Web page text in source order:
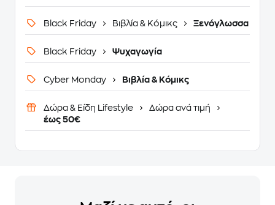
Black Friday Βιβλία & Κόμικς Ξενόγλωσσα
Black Friday Ψυχαγωγία
Cyber Monday Βιβλία & Κόμικς
Δώρα & Είδη Lifestyle
Δώρα ανά τιμή
έως 50€